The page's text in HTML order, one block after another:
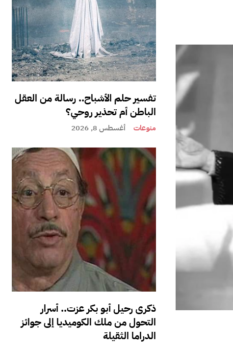
تفسير حلم الأشباح.. رسالة من العقل
الباطن أم تحذير روحي؟
منوعات أغسطس 8, 2026
ذكرى رحيل أبو بكر عزت.. أسرار
التحول من ملك الكوميديا إلى جوائز
الدراما الثقيلة